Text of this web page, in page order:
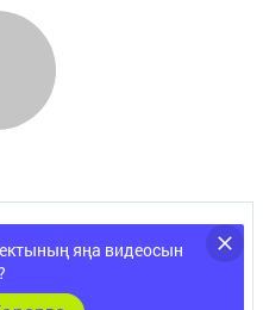
яңа видеосын